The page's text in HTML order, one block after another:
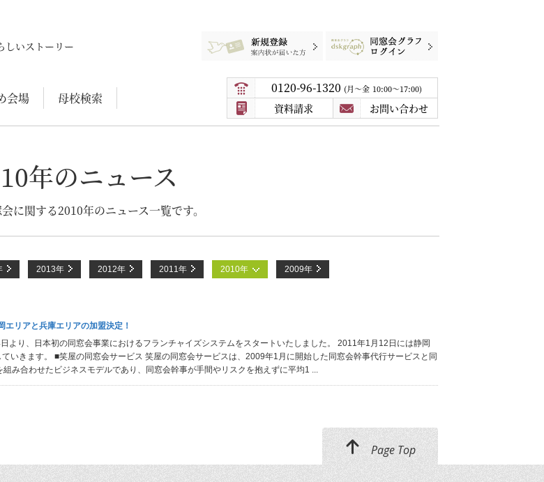
しいストーリー
案内状が届いた方 同窓会グラフログイン
会場 母校検索
0120-96-1320 月〜金 10:00～17:00
資料請求 お問い合わせ
年のニュース
に関する2010年のニュース一覧です。
2013年 2012年 2011年 2010年 2009年
エリアと兵庫エリアの加盟決定！
り、日本初の同窓会事業におけるフランチャイズシステムをスタートいたしました。 2011年1月12日には静岡
いきます。 ■笑屋の同窓会サービス 笑屋の同窓会サービスは、2009年1月に開始した同窓会幹事代行サービスと同
み合わせたビジネスモデルであり、同窓会幹事が手間やリスクを抱えずに平均1 ...
Page Top